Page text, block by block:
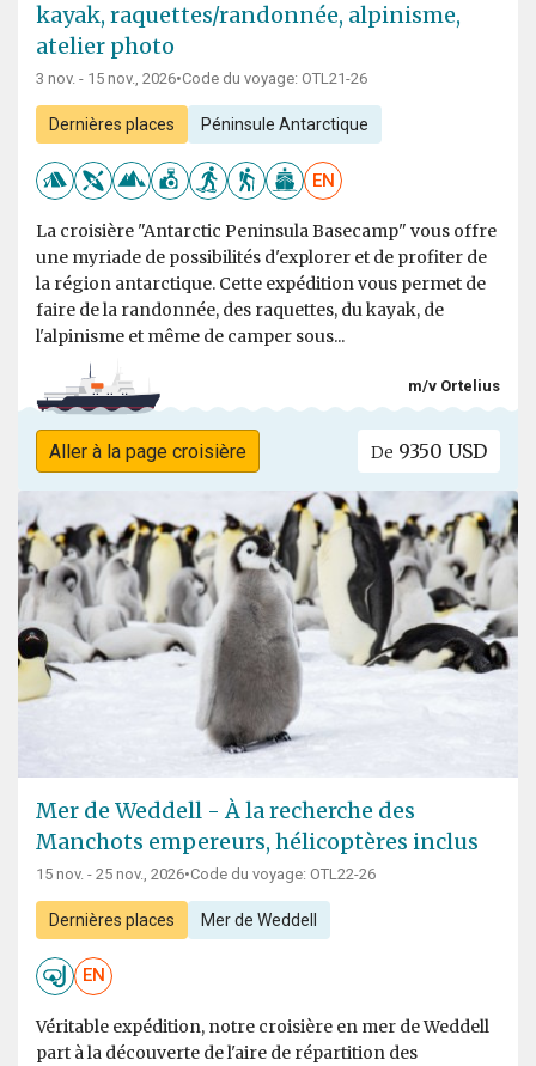
kayak, raquettes/randonnée, alpinisme,
atelier photo
3 nov. - 15 nov., 2026•Code du voyage: OTL21-26
Dernières places Péninsule Antarctique
EN
La croisière "Antarctic Peninsula Basecamp" vous offre
une myriade de possibilités d'explorer et de profiter de
la région antarctique. Cette expédition vous permet de
faire de la randonnée, des raquettes, du kayak, de
l'alpinisme et même de camper sous...
m/v Ortelius
Aller à la page croisière De 9350 USD
Mer de Weddell - À la recherche des
Manchots empereurs, hélicoptères inclus
15 nov. - 25 nov., 2026•Code du voyage: OTL22-26
Dernières places Mer de Weddell
EN
Véritable expédition, notre croisière en mer de Weddell
part à la découverte de l'aire de répartition des